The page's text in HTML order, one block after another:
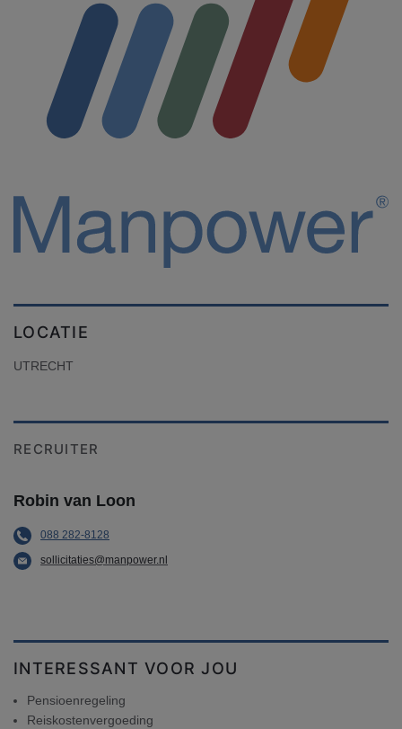
LOCATIE
UTRECHT
RECRUITER
Robin van Loon
088 282-8128
sollicitaties@manpower.nl
INTERESSANT VOOR JOU
Pensioenregeling
Reiskostenvergoeding